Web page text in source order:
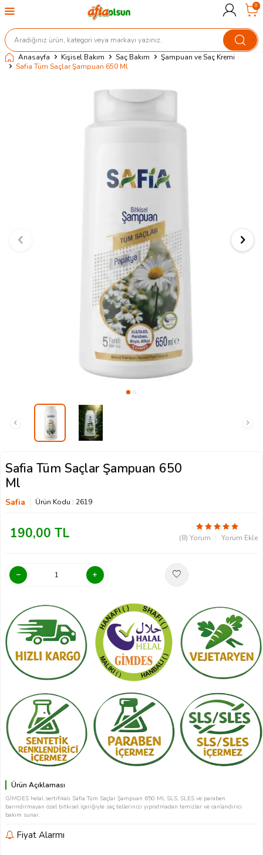
0
Anasayfa Kişisel Bakım Saç Bakım
Şampuan ve Saç Kremi
Safia Tüm Saçlar Şampuan 650 Ml
Safia Tüm Saçlar Şampuan 650
Ml
Safia Ürün Kodu : 2619
190,00 TL (8) Yorum Yorum Ekle
Ürün Açıklaması
GİMDES helal sertifikalı Safia Tüm Saçlar Şampuan 650 Ml, SLS, SLES ve paraben
barındırmayan özel bitkisel içeriğiyle saç tellerinizi yıpratmadan temizler ve canlandırıcı
bakım sunar.
Fiyat Alarmı